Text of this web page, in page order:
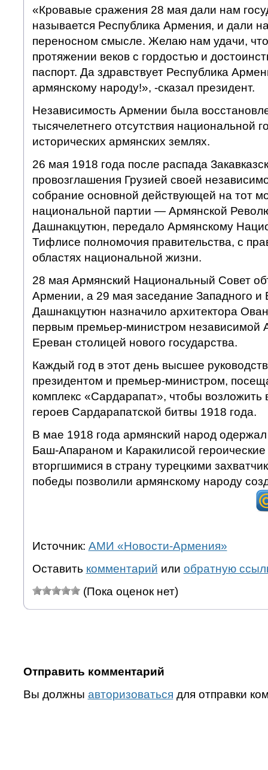
«Кровавые сражения 28 мая дали нам
называется Республика Армения, и дали
переносном смысле. Желаю нам удачи,
протяжении веков с гордостью и
паспорт. Да здравствует Республика
армянскому народу!», -сказал президент.
Независимость Армении была
тысячелетнего отсутствия национальной
исторических армянских землях.
26 мая 1918 года после распада
провозглашения Грузией своей
собрание основной действующей на тот
национальной партии — Армянской
Дашнакцутюн, передало Армянскому
Тифлисе полномочия правительства, с
областях национальной жизни.
28 мая Армянский Национальный Совет
Армении, а 29 мая заседание Западного
Дашнакцутюн назначило архитектора
первым премьер-министром независимой
Ереван столицей нового государства.
Каждый год в этот день высшее
президентом и премьер-министром,
комплекс «Сардарапат», чтобы возложить
героев Сардарапатской битвы 1918 года.
В мае 1918 года армянский народ
Баш-Апараном и Каракилисой
вторгшимися в страну турецкими
победы позволили армянскому народу
Источник: АМИ «Новости-Армения»
Оставить комментарий или обратную
(Пока оценок нет)
Отправить комментарий
Вы должны авторизоваться для отправки